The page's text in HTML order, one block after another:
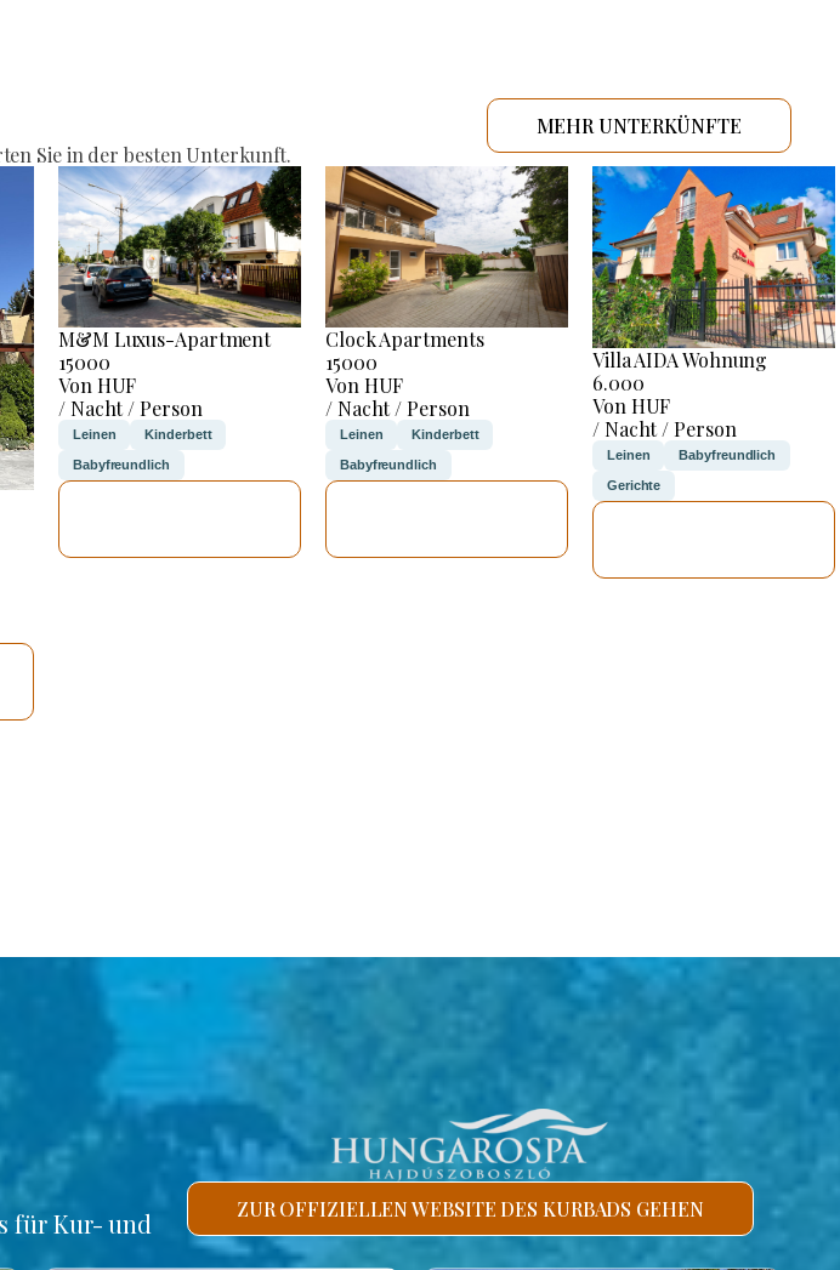
Sie in der besten Unterkunft.
MEHR UNTERKÜNFTE
M&M Luxus-Apartment
15000
Von HUF
/ Nacht / Person
Leinen Kinderbett
Babyfreundlich
Clock Apartments
15000
Von HUF
/ Nacht / Person
Leinen Kinderbett
Babyfreundlich
Villa AIDA Wohnung
6.000
Von HUF
/ Nacht / Person
Leinen Babyfreundlich
Gerichte
für Kur- und
ZUR OFFIZIELLEN WEBSITE DES KURBADS GEHEN